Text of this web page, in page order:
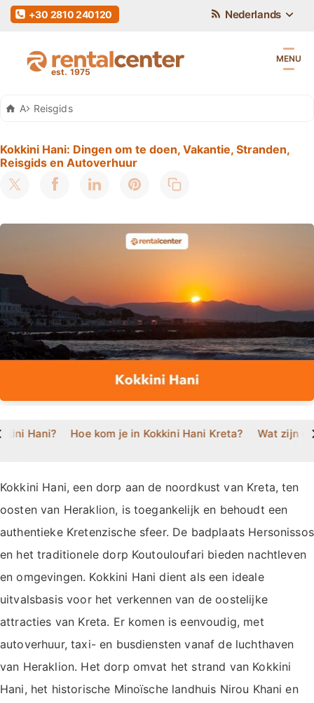
Auto Huren Kreta
Reisgids
Kokkini Hani: Dingen om te doen, Vakantie, Stranden,
Reisgids en Autoverhuur
Hani? Hoe kom je in Kokkini Hani Kreta? Wat zijn >
Kokkini Hani, een dorp aan de noordkust van Kreta, ten
oosten van Heraklion, is toegankelijk en behoudt een
authentieke Kretenzische sfeer. De badplaats Hersonissos
en het traditionele dorp Koutouloufari bieden nachtleven
en omgevingen. Kokkini Hani dient als een ideale
uitvalsbasis voor het verkennen van de oostelijke
attracties van Kreta. Er komen is eenvoudig, met
autoverhuur, taxi- en busdiensten vanaf de luchthaven
van Heraklion. Het dorp omvat het strand van Kokkini
Hani, het historische Minoïsche landhuis Nirou Khani en
Nederlands
+30 2810 240120
MENU